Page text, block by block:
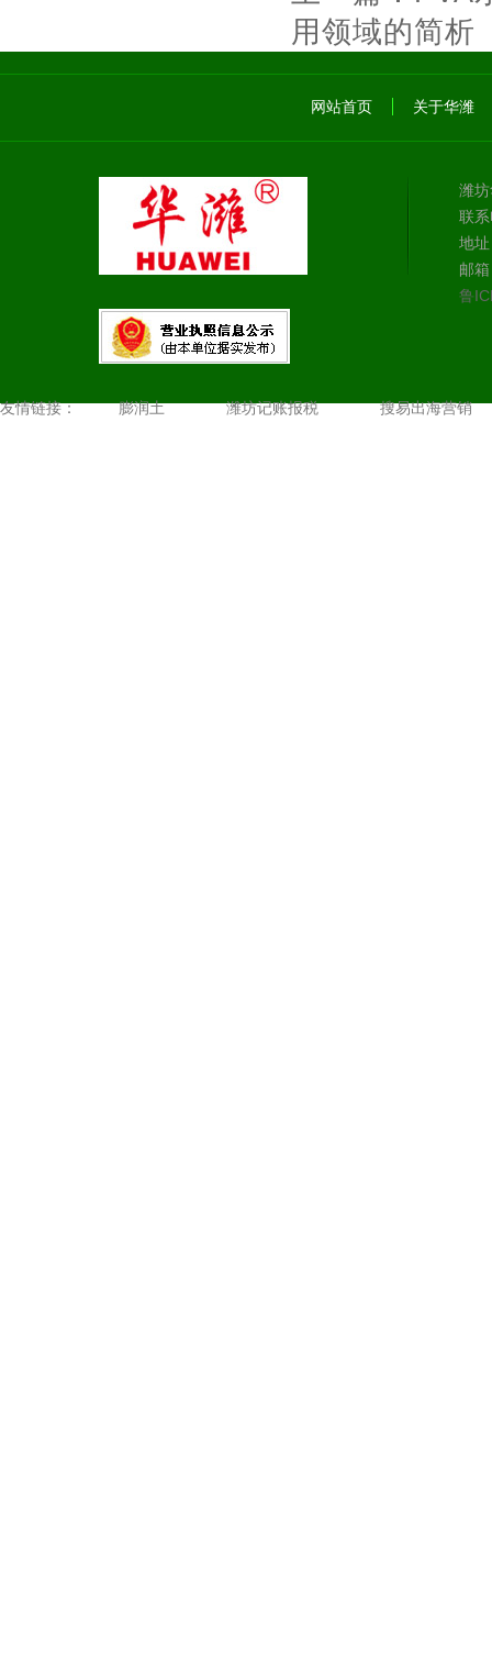
用领域的简析
网站首页 关于华潍
潍
联
地
邮
鲁
友情链接： 膨润土 潍坊记账报税 搜易出海营销